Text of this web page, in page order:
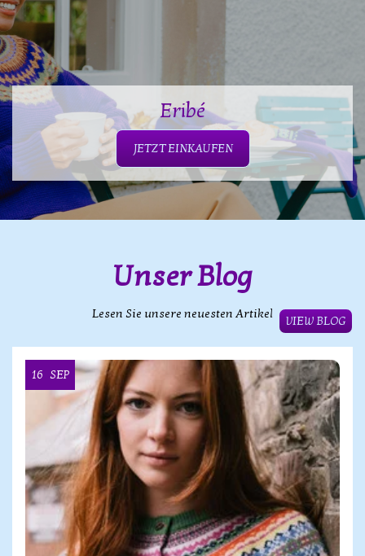
Eribé
JETZT EINKAUFEN
Unser Blog
Lesen Sie unsere neuesten Artikel
VIEW BLOG
16 SEP